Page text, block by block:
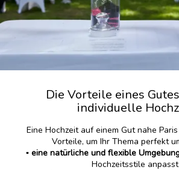
Die Vorteile eines
individuelle
Eine Hochzeit auf einem Gut nahe
Vorteile, um Ihr Thema perfekt
▪️ eine natürliche und flexible
Hochzeitsstile anpasst